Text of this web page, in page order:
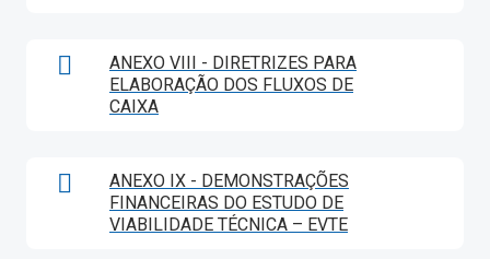
ANEXO VIII - DIRETRIZES PARA
ELABORAÇÃO DOS FLUXOS DE
CAIXA
ANEXO IX - DEMONSTRAÇÕES
FINANCEIRAS DO ESTUDO DE
VIABILIDADE TÉCNICA – EVTE